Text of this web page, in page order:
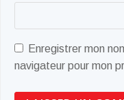
Enregistrer mon
navigateur pour mon